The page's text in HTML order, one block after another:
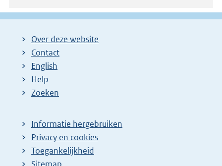
Over deze website
Contact
English
Help
Zoeken
Informatie hergebruiken
Privacy en cookies
Toegankelijkheid
Sitemap